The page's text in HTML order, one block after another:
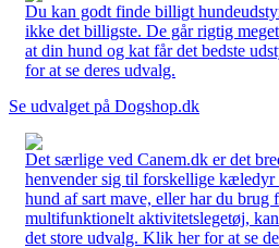
Du kan godt finde billigt
ikke det billigste. De går rigtig
at din hund og kat får det bedste
for at se deres udvalg.
Se udvalget på Dogshop.dk
Det særlige ved Canem.dk er det
henvender sig til forskellige kæledyr
hund af sart mave, eller har du
multifunktionelt aktivitetslegetøj,
det store udvalg. Klik her for at se